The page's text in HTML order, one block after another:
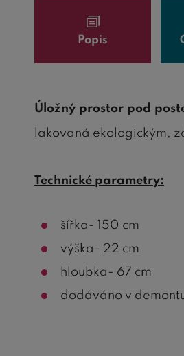
Popis
Úložný prostor pod
lakovaná ekologickým,
Technické parametry:
šířka- 150 cm
výška- 22 cm
hloubka- 67 cm
dodáváno v